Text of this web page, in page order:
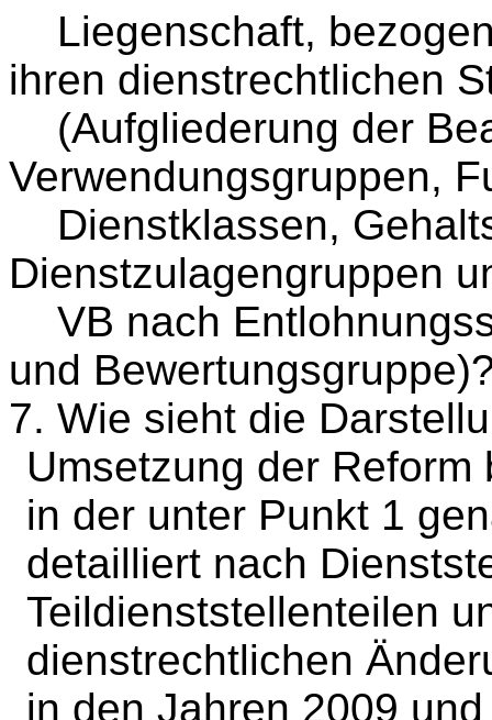
Liegenschaft,
ihren dienstrechtlichen
(Aufgliederung der
Verwendungsgruppen,
Dienstklassen,
Dienstzulagengruppen
VB nach
und
7. Wie sieht die
Umsetzung der
in der unter Punkt 1
detailliert nach
Teildienststellenteilen
dienstrechtlichen
in den Jahren 2009